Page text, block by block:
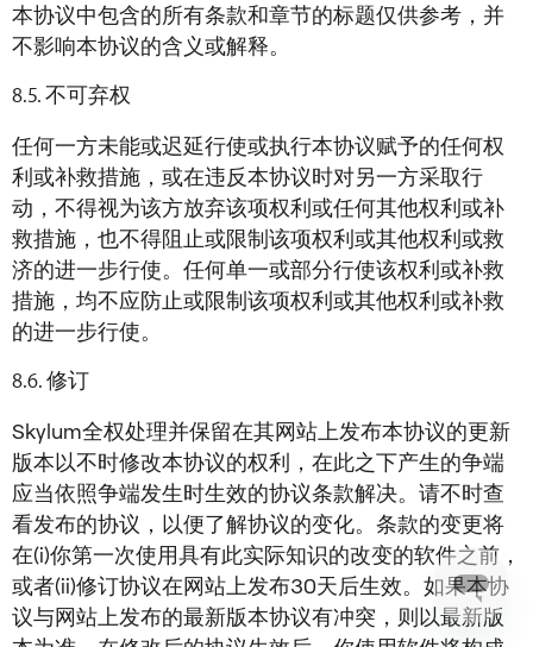
本协议中包含的所有条款和章节的标题仅供参考，并
不影响本协议的含义或解释。
不可弃权
任何一方未能或迟延行使或执行本协议赋予的任何权
利或补救措施，或在违反本协议时对另一方采取行
动，不得视为该方放弃该项权利或任何其他权利或补
救措施，也不得阻止或限制该项权利或其他权利或救
济的进一步行使。任何单一或部分行使该权利或补救
措施，均不应防止或限制该项权利或其他权利或补救
的进一步行使。
修订
Skylum全权处理并保留在其网站上发布本协议的更新
版本以不时修改本协议的权利，在此之下产生的争端
应当依照争端发生时生效的协议条款解决。请不时查
看发布的协议，以便了解协议的变化。条款的变更将
在(i)你第一次使用具有此实际知识的改变的软件之前，
或者(ii)修订协议在网站上发布30天后生效。如果本协
议与网站上发布的最新版本协议有冲突，则以最新版